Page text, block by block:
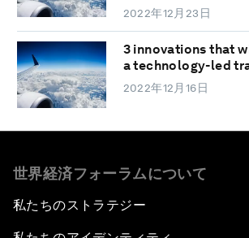
2022年12月23日
3 innovations that
a technology-led
2022年12月16日
世界経済フォーラムについて
私たちのストラテジー